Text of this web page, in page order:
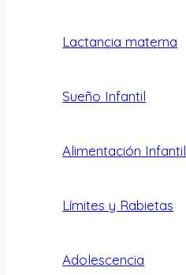
Lactancia materna
Sueño Infantil
Alimentación Infantil
Límites y Rabietas
Adolescencia